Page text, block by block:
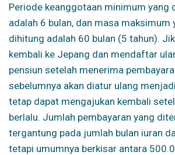
Periode keanggotaan minimum yang
adalah 6 bulan, dan masa maksimum
dihitung adalah 60 bulan (5 tahun).
kembali ke Jepang dan mendaftar
pensiun setelah menerima
sebelumnya akan diatur ulang
tetap dapat mengajukan kembali
berlalu. Jumlah pembayaran yang
tergantung pada jumlah bulan iuran
tetapi umumnya berkisar antara